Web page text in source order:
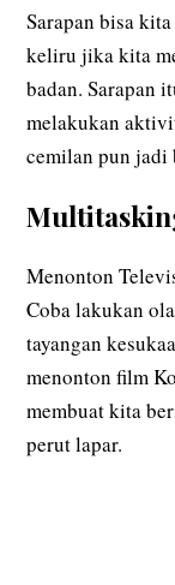
Sarapan bisa
keliru jika kita
badan. Sarapan
melakukan
cemilan pun jadi
Menonton
Coba lakukan
tayangan
menonton film
membuat kita
perut lapar.